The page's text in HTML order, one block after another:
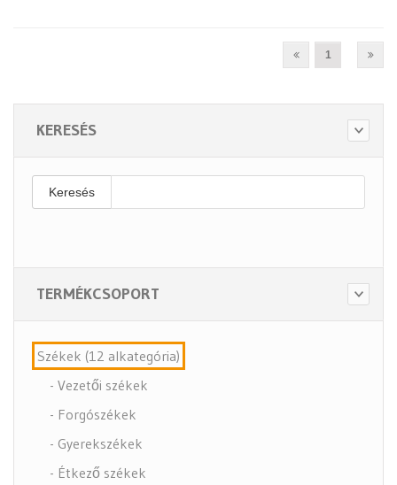
1
KERESÉS
Keresés
TERMÉKCSOPORT
Székek (12 alkategória)
- Vezetői székek
- Forgószékek
- Gyerekszékek
- Étkező székek